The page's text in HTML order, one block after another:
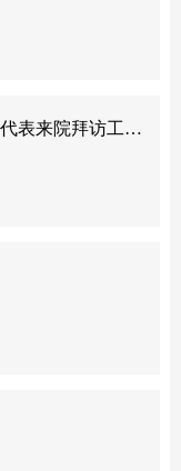
中山市小榄人民医院医药代表来院拜访工作人员管理办法